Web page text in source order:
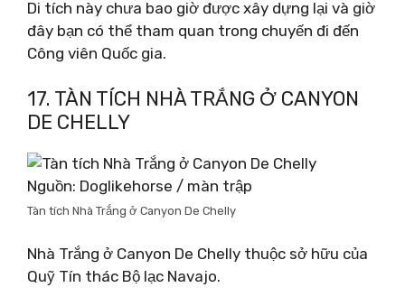
Di tích này chưa bao giờ được xây dựng lại và giờ
đây bạn có thể tham quan trong chuyến đi đến
Công viên Quốc gia.
17. TÀN TÍCH NHÀ TRẮNG Ở CANYON
DE CHELLY
Nguồn: Doglikehorse / màn trập
Tàn tích Nhà Trắng ở Canyon De Chelly
Nhà Trắng ở Canyon De Chelly thuộc sở hữu của
Quỹ Tín thác Bộ lạc Navajo.